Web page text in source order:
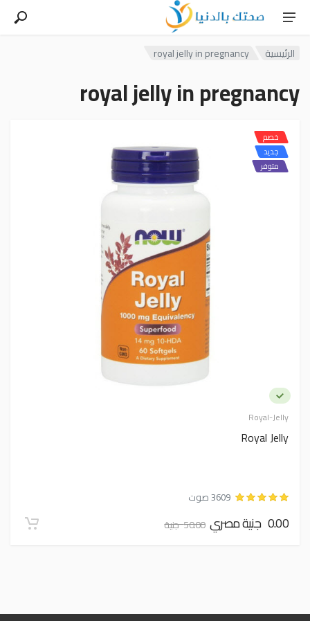
الرئيسية royal jelly in pregnancy
royal jelly in pregnancy
Royal-Jelly
خصم
جديد
متوفر
Royal Jelly
3609 صوت
0.00 جنية مصري 50.00 جنية